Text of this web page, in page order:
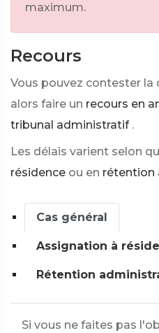
maximum.
Recours
Vous pouvez contester la
alors faire un recours en
tribunal administratif .
Les délais varient selon
résidence ou en rétention
Cas général
Assignation à
Rétention
Si vous ne faites pas